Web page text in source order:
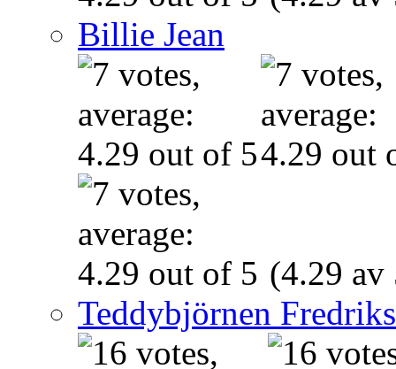
Billie Jean
(4.29 av
Teddybjörnen